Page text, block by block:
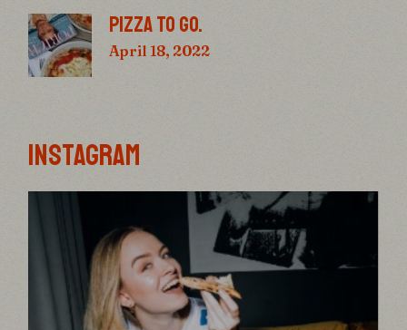
PIZZA TO GO.
April 18, 2022
INSTAGRAM